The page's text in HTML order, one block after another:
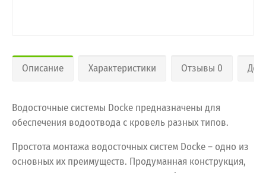
Описание Характеристики Отзывы 0
Водосточные системы Docke предназначены для
обеспечения водоотвода с кровель разных типов.
Простота монтажа водосточных систем Docke – одно из
основных их преимуществ. Продуманная конструкция,